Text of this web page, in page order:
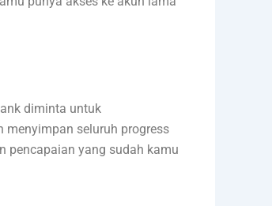
diminta untuk
menyimpan seluruh progress
pencapaian yang sudah kamu